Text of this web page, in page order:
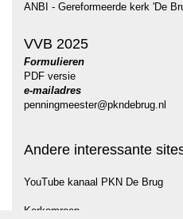
ANBI - Gereformeerde kerk 'De
VVB 2025
Formulieren
PDF versie
e-mailadres
penningmeester@pkndebrug.nl
Andere interessante
YouTube kanaal PKN De Brug
Kerkomroep